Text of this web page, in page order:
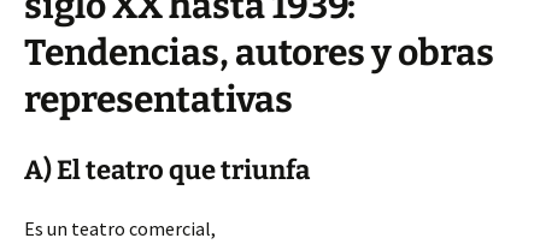
Tendencias, autores y obras
representativas
A) El teatro que triunfa
Es un teatro comercial,